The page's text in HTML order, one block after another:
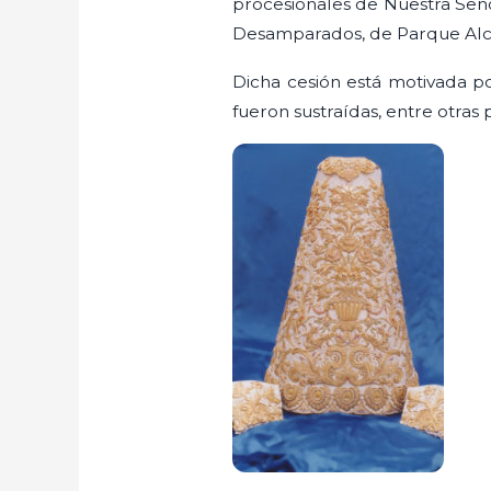
procesionales de Nuestra
Desamparados, de Parque
Dicha cesión está motivada
fueron sustraídas, entre otras